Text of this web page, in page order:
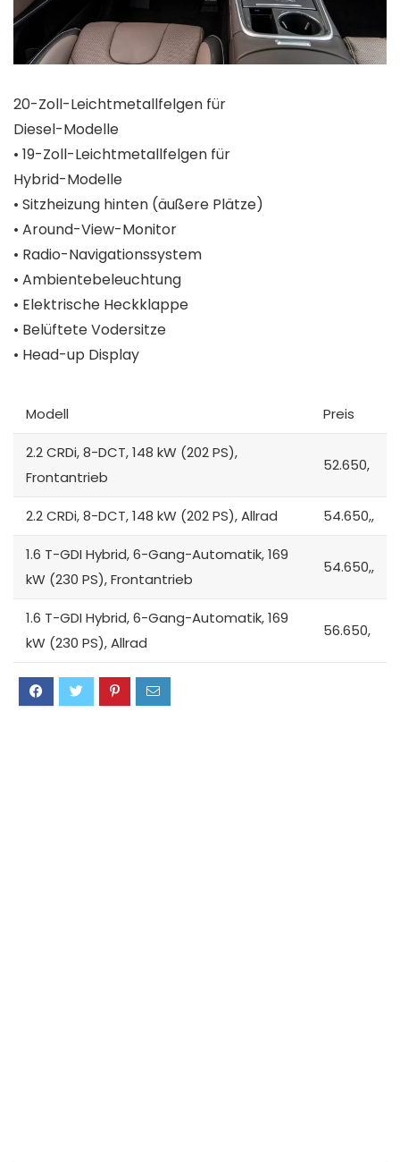
20-Zoll-Leichtmetallfelgen für
Diesel-Modelle
• 19-Zoll-Leichtmetallfelgen für
Hybrid-Modelle
• Sitzheizung hinten (äußere Plätze)
• Around-View-Monitor
• Radio-Navigationssystem
• Ambientebeleuchtung
• Elektrische Heckklappe
• Belüftete Vodersitze
• Head-up Display
Modell Preis
2.2 CRDi, 8-DCT, 148 kW (202 PS),
Frontantrieb
52.650,
2.2 CRDi, 8-DCT, 148 kW (202 PS), Allrad 54.650,,
1.6 T-GDI Hybrid, 6-Gang-Automatik, 169
kW (230 PS), Frontantrieb
54.650,,
1.6 T-GDI Hybrid, 6-Gang-Automatik, 169
kW (230 PS), Allrad
56.650,